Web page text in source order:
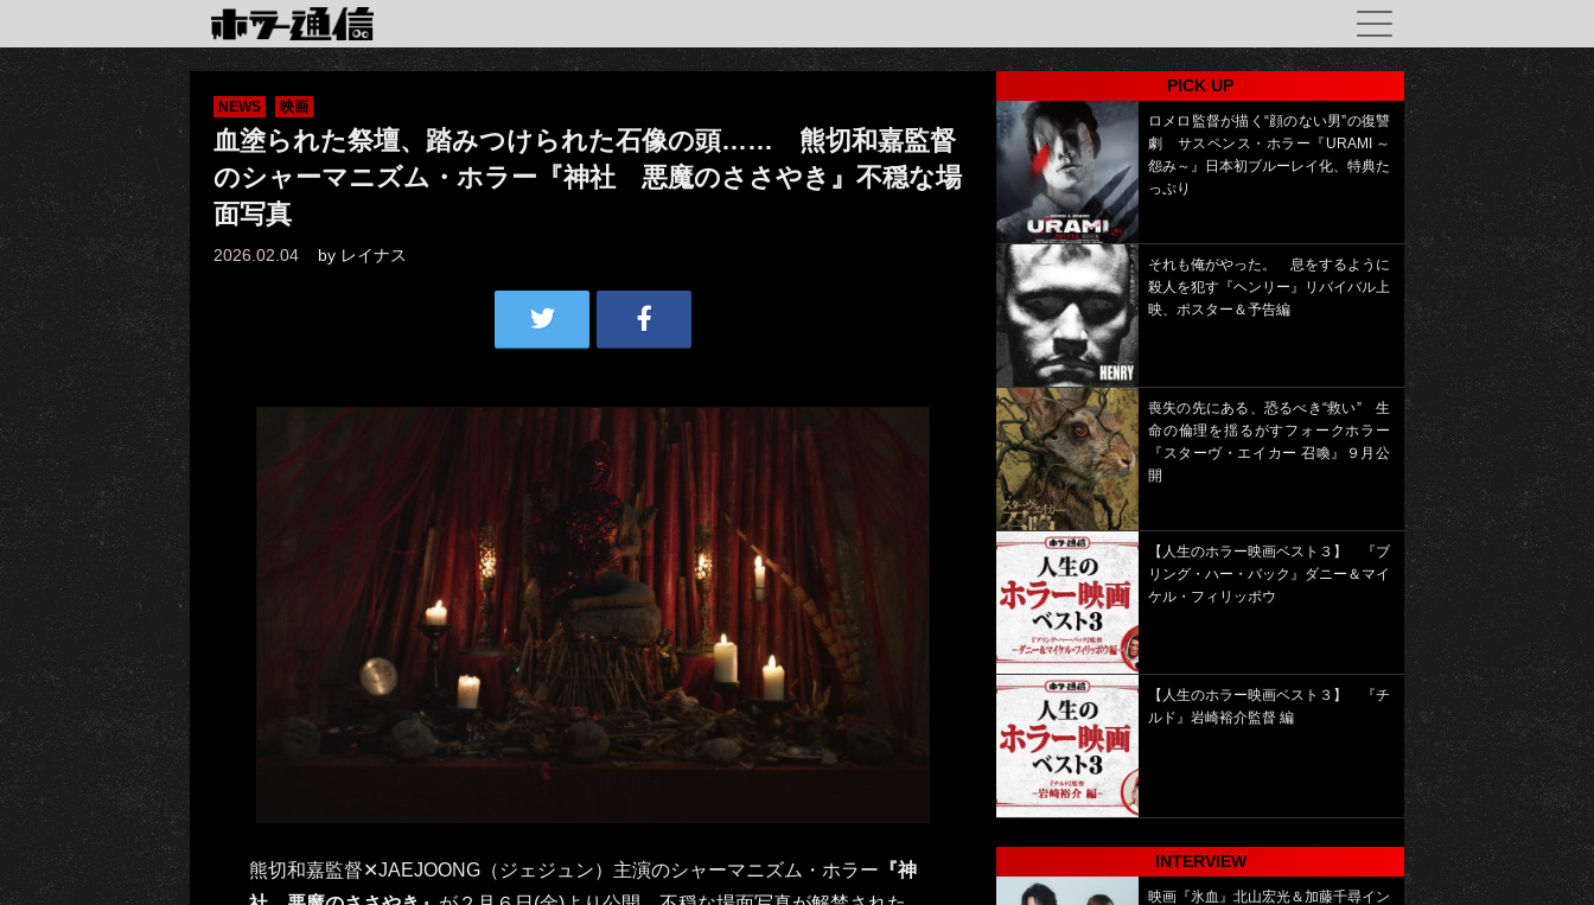
NEWS 映画
血塗られた祭壇、踏みつけられた石像の頭…… 熊切和嘉監督
のシャーマニズム・ホラー『神社 悪魔のささやき』不穏な場
面写真
2026.02.04 by レイナス
熊切和嘉監督✕JAEJOONG（ジェジュン）主演のシャーマニズム・ホラー 『神
PICK UP
ロメロ監督が描く“顔のない男”の復讐
劇 サスペンス・ホラー『URAMI ～
怨み～』日本初ブルーレイ化、特典た
っぷり
それも俺がやった。 息をするように
殺人を犯す『ヘンリー』リバイバル上
映、ポスター＆予告編
喪失の先にある、恐るべき“救い” 生
命の倫理を揺るがすフォークホラー
『スターヴ・エイカー 召喚』９月公
開
【人生のホラー映画ベスト３】 『ブ
リング・ハー・バック』ダニー＆マイ
ケル・フィリッポウ
【人生のホラー映画ベスト３】 『チ
ルド』岩崎裕介監督 編
INTERVIEW
映画『氷血』北山宏光＆加藤千尋イン